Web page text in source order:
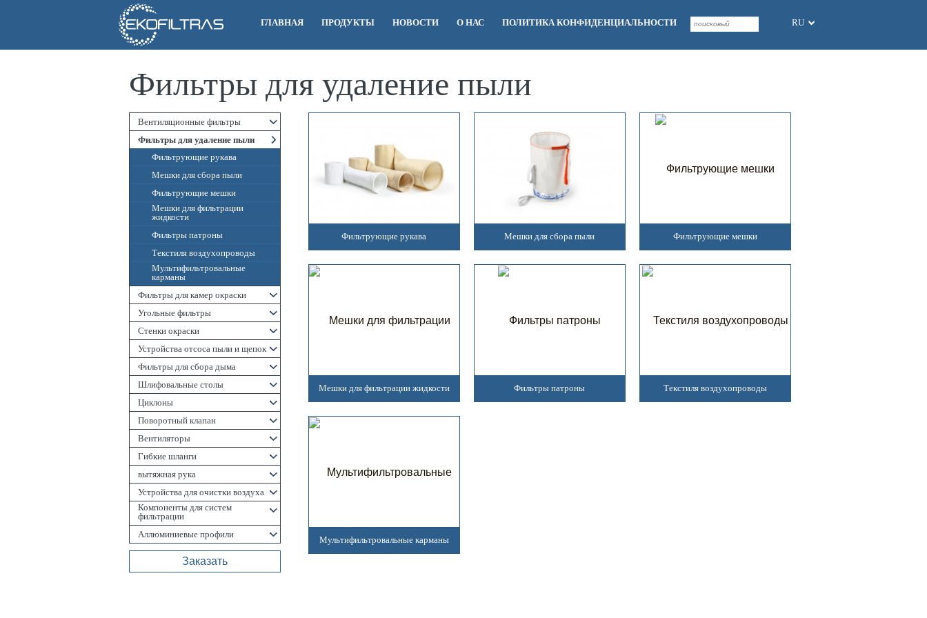
RU
ГЛАВНАЯ ПРОДУКТЫ НОВОСТИ O НАС ПОЛИТИКА КОНФИДЕНЦИАЛЬНОСТИ
Фильтры для удаление пыли
Вентиляционные фильтры
Фильтры для удаление пыли
Фильтрующие рукава
Мешки для сбора пыли
Фильтрующие мешки
Мешки для фильтрации
жидкости
Фильтры патроны
Текстиля воздухопроводы
Мультифильтровальные
карманы
Фильтры для камер окраски
Угольные фильтры
Стенки окраски
Устройства отсоса пыли и щепок
Фильтры для сбора дыма
Шлифовальные столы
Циклоны
Поворотный клапан
Вентиляторы
Гибкие шланги
вытяжная рука
Устройства для очистки воздуха
Компоненты для систем
фильтрации
Aллюминиевые профили
Заказать
Фильтрующие рукава Мешки для сбора пыли Фильтрующие мешки
Мешки для фильтрации жидкости Фильтры патроны Текстиля воздухопроводы
Мультифильтровальные карманы